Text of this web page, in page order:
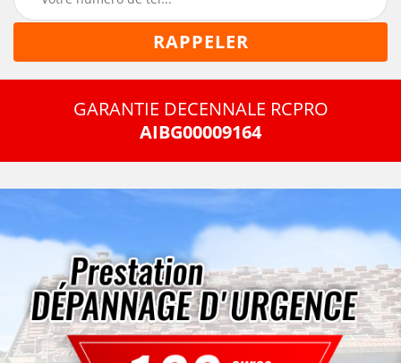
GARANTIE DECENNALE RCPRO
AIBG00009164